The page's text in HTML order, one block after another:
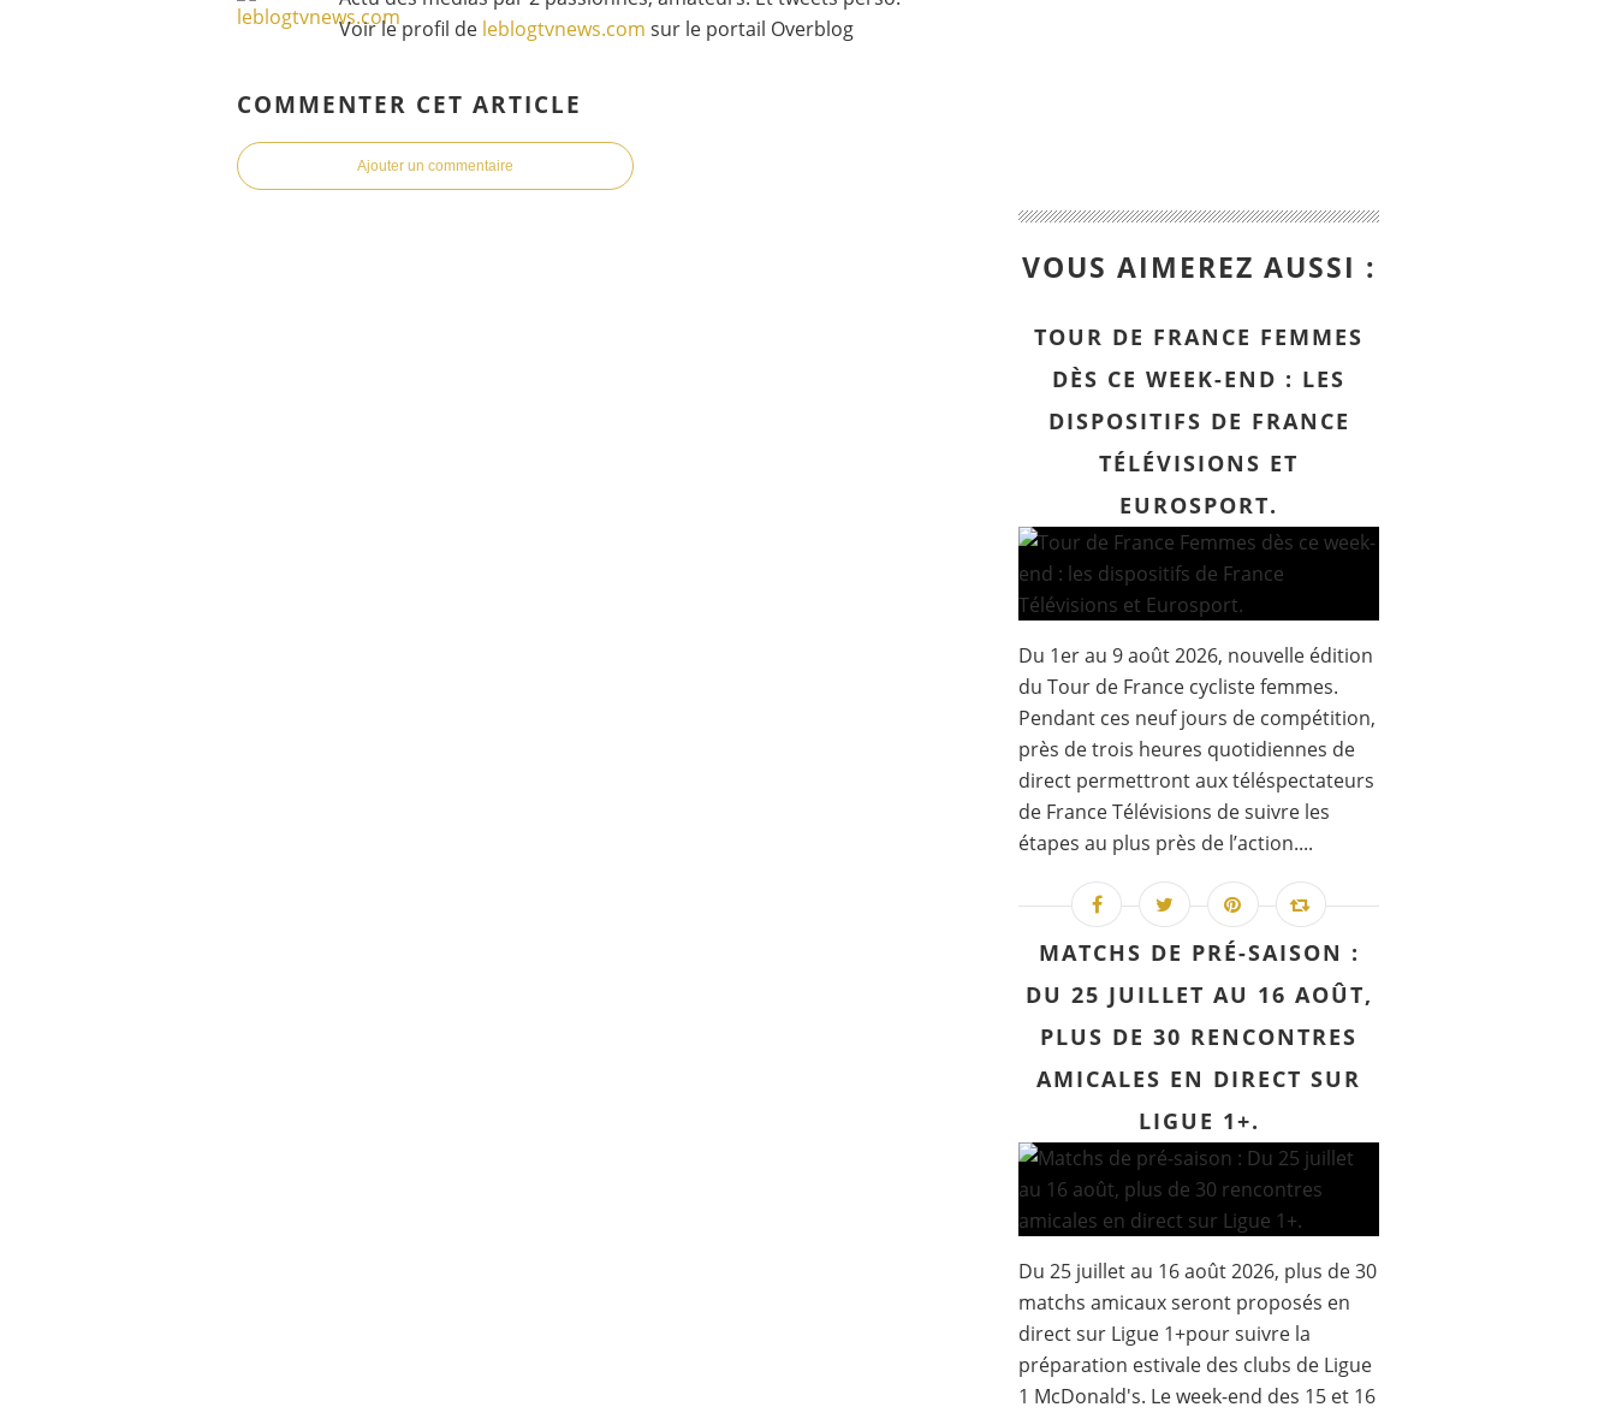
Voir le profil de leblogtvnews.com sur le portail Overblog
COMMENTER CET ARTICLE
Ajouter un commentaire
VOUS AIMEREZ AUSSI :
TOUR DE FRANCE FEMMES
DÈS CE WEEK-END : LES
DISPOSITIFS DE FRANCE
TÉLÉVISIONS ET
EUROSPORT.
Du 1er au 9 août 2026, nouvelle édition
du Tour de France cycliste femmes.
Pendant ces neuf jours de compétition,
près de trois heures quotidiennes de
direct permettront aux téléspectateurs
de France Télévisions de suivre les
étapes au plus près de l’action....
MATCHS DE PRÉ-SAISON :
DU 25 JUILLET AU 16 AOÛT,
PLUS DE 30 RENCONTRES
AMICALES EN DIRECT SUR
LIGUE 1+.
Du 25 juillet au 16 août 2026, plus de 30
matchs amicaux seront proposés en
direct sur Ligue 1+pour suivre la
préparation estivale des clubs de Ligue
1 McDonald's. Le week-end des 15 et 16